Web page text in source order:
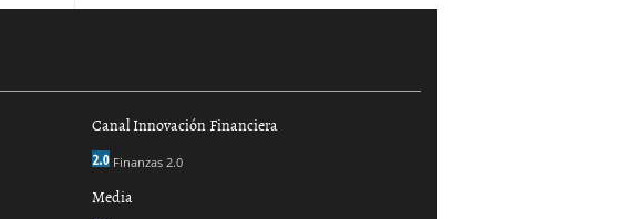
Canal Innovación Financiera
Finanzas 2.0
Media